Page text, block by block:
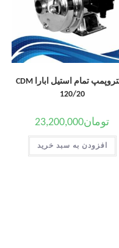
الکتروپمپ تمام استیل ابارا CDM
120/20
تومان23,200,000
افزودن به سبد خرید